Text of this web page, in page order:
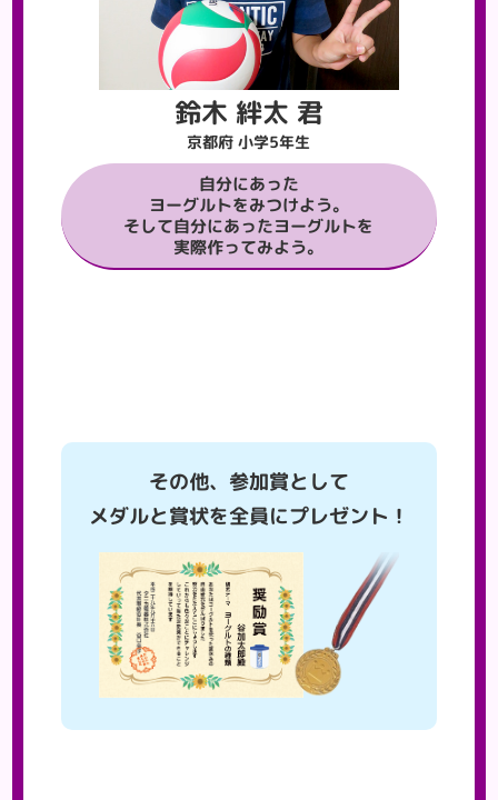
鈴木 絆太 君
京都府 小学5年生
自分にあった
ヨーグルトをみつけよう。
そして自分にあったヨーグルトを
実際作ってみよう。
その他、参加賞として
メダルと賞状を全員にプレゼント！